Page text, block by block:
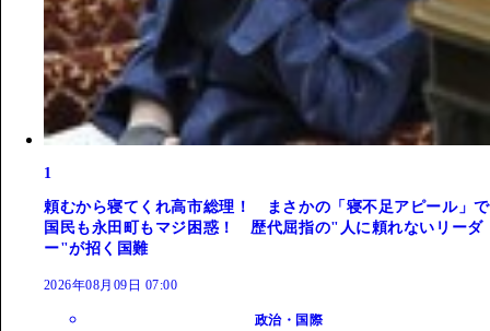
1
頼むから寝てくれ高市総理！ まさかの「寝不足アピール」で
国民も永田町もマジ困惑！ 歴代屈指の"人に頼れないリーダ
ー"が招く国難
2026年08月09日 07:00
政治・国際